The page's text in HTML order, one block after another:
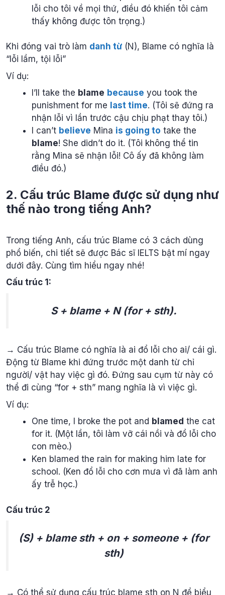
lỗi cho tôi về mọi thứ, điều đó khiến tôi cảm
thấy không được tôn trọng.)
Khi đóng vai trò làm danh từ (N), Blame có nghĩa là
“lỗi lầm, tội lỗi”
Ví dụ:
I’ll take the blame because you took the
punishment for me last time. (Tôi sẽ đứng ra
nhận lỗi vì lần trước cậu chịu phạt thay tôi.)
I can’t believe Mina is going to take the
blame! She didn’t do it. (Tôi không thể tin
rằng Mina sẽ nhận lỗi! Cô ấy đã không làm
điều đó.)
2. Cấu trúc Blame được sử dụng như
thế nào trong tiếng Anh?
Trong tiếng Anh, cấu trúc Blame có 3 cách dùng
phổ biến, chi tiết sẽ được Bác sĩ IELTS bật mí ngay
dưới đây. Cùng tìm hiểu ngay nhé!
Cấu trúc 1:
S + blame + N (for + sth).
→ Cấu trúc Blame có nghĩa là ai đổ lỗi cho ai/ cái gì.
Động từ Blame khi đứng trước một danh từ chỉ
người/ vật hay việc gì đó. Đứng sau cụm từ này có
thể đi cùng “for + sth” mang nghĩa là vì việc gì.
Ví dụ:
One time, I broke the pot and blamed the cat
for it. (Một lần, tôi làm vỡ cái nồi và đổ lỗi cho
con mèo.)
Ken blamed the rain for making him late for
school. (Ken đổ lỗi cho cơn mưa vì đã làm anh
ấy trễ học.)
Cấu trúc 2
(S) + blame sth + on + someone + (for
sth)
→ Có thể sử dụng cấu trúc blame sth on N để biểu